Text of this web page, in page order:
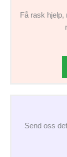
Få rask
Send oss